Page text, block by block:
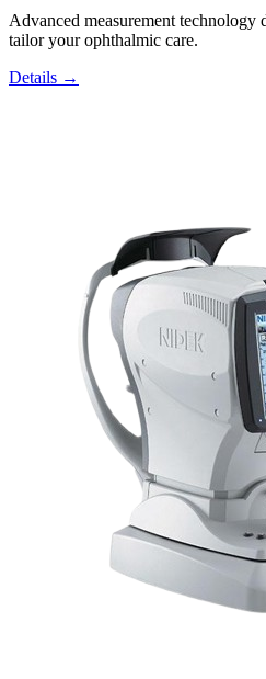
Advanced measurement technology
tailor your ophthalmic care.
Details →